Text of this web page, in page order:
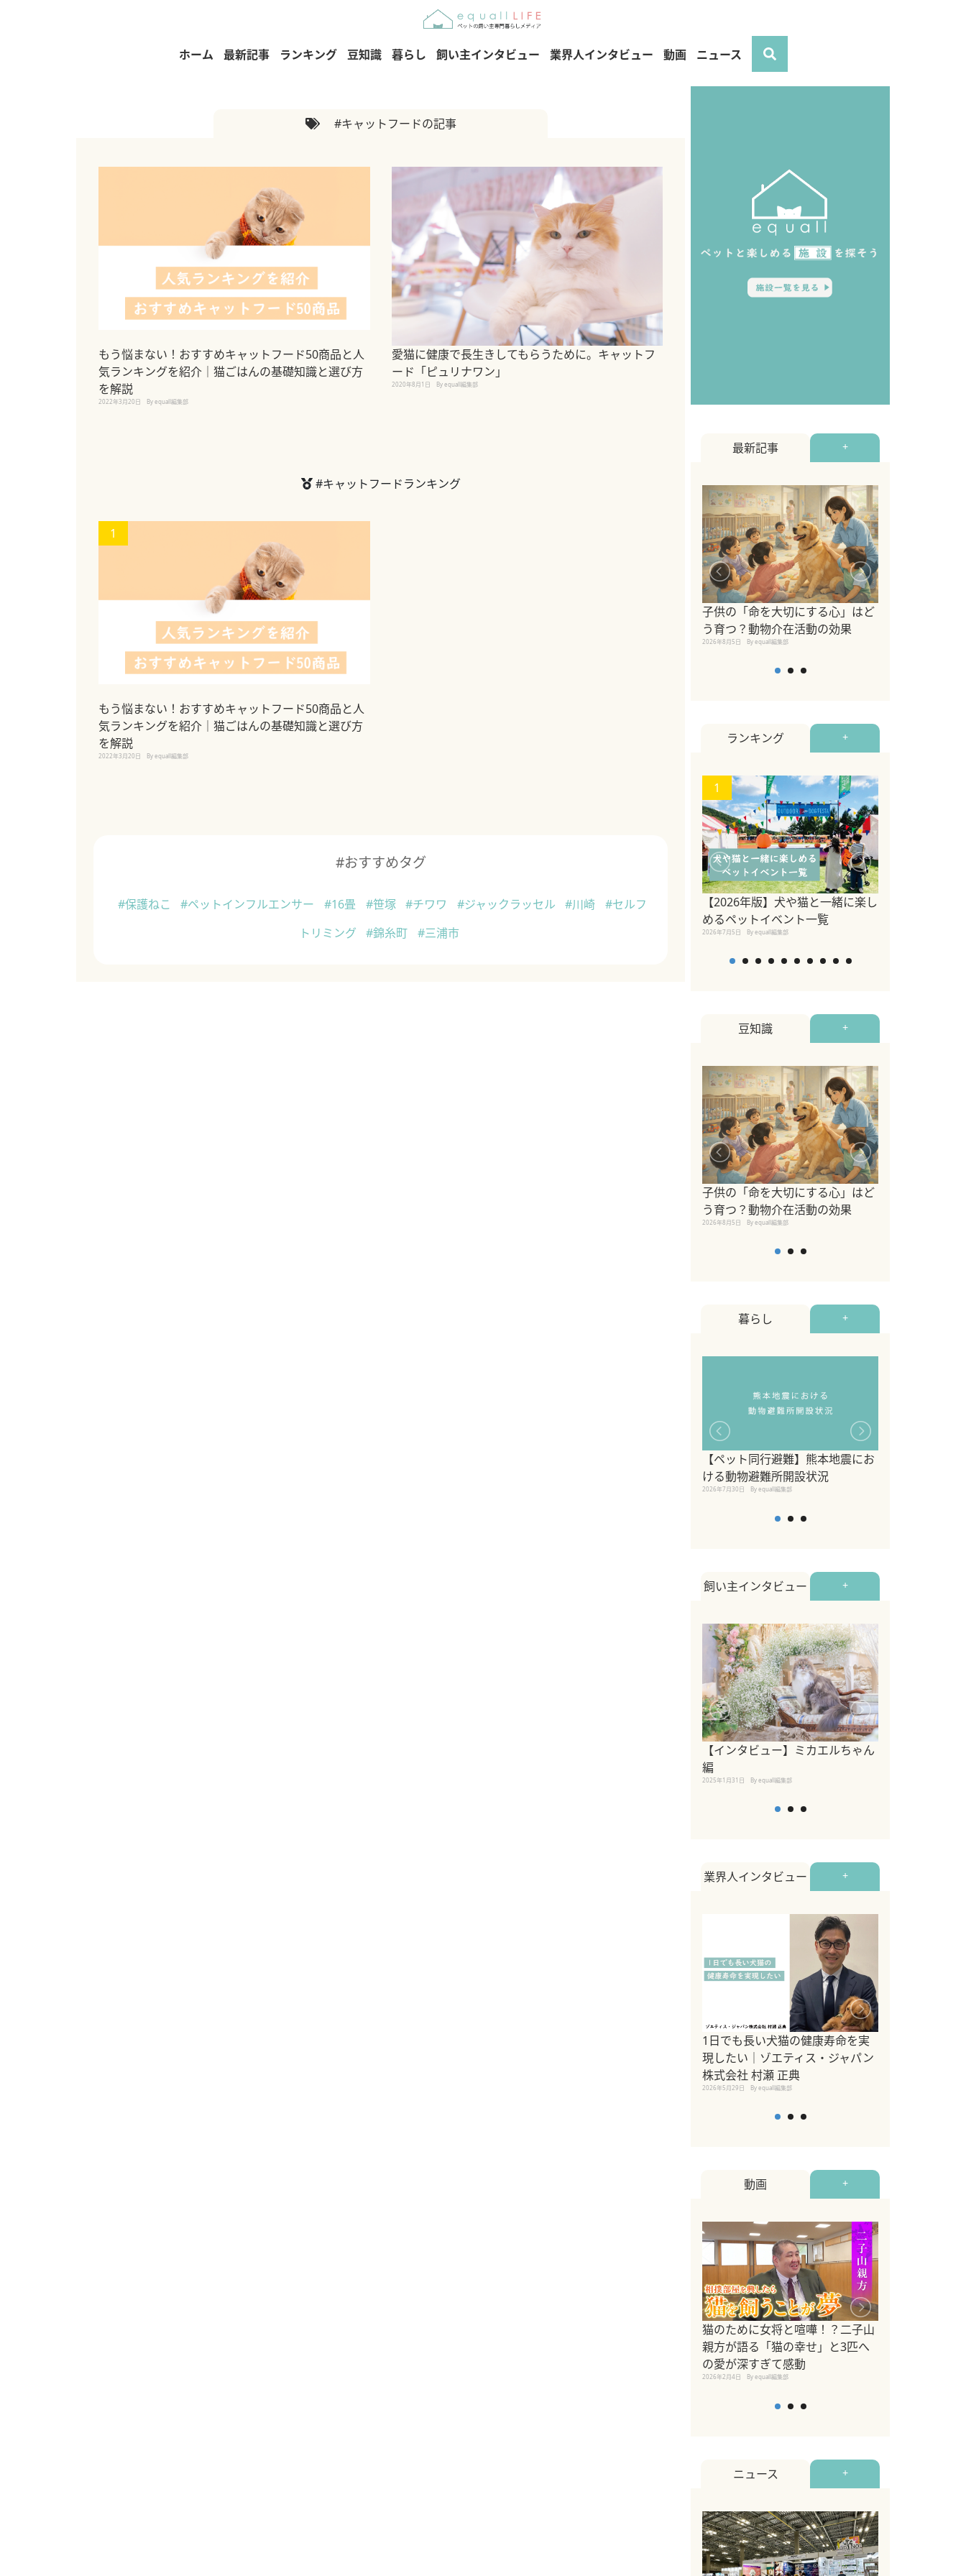
ホーム 最新記事 ランキング 豆知識 暮らし 飼い主インタビュー 業界人インタビュー 動画 ニュース
#キャットフードの記事
もう悩まない！おすすめキャットフード50商品と人
気ランキングを紹介｜猫ごはんの基礎知識と選び方
を解説
2022年3月20日 By equall編集部
愛猫に健康で長生きしてもらうために。キャットフ
ード「ピュリナワン」
2020年8月1日 By equall編集部
#キャットフードランキング
1
もう悩まない！おすすめキャットフード50商品と人
気ランキングを紹介｜猫ごはんの基礎知識と選び方
を解説
2022年3月20日 By equall編集部
#おすすめタグ
#保護ねこ #ペットインフルエンサー #16畳 #笹塚 #チワワ #ジャックラッセル #川崎
#セルフ
トリミング
#錦糸町 #三浦市
最新記事 +
子供の「命を大切にする心」はど
う育つ？動物介在活動の効果
2026年8月5日 By equall編集部
ランキング +
1
【2026年版】犬や猫と一緒に楽し
めるペットイベント一覧
2026年7月5日 By equall編集部
豆知識 +
子供の「命を大切にする心」はど
う育つ？動物介在活動の効果
2026年8月5日 By equall編集部
暮らし +
【ペット同行避難】熊本地震にお
ける動物避難所開設状況
2026年7月30日 By equall編集部
飼い主インタビュー +
【インタビュー】ミカエルちゃん
編
2025年1月31日 By equall編集部
業界人インタビュー +
1日でも長い犬猫の健康寿命を実
現したい｜ゾエティス・ジャパン
株式会社 村瀬 正典
2026年5月29日 By equall編集部
動画 +
猫のために女将と喧嘩！？二子山
親方が語る「猫の幸せ」と3匹へ
の愛が深すぎて感動
2026年2月4日 By equall編集部
ニュース +